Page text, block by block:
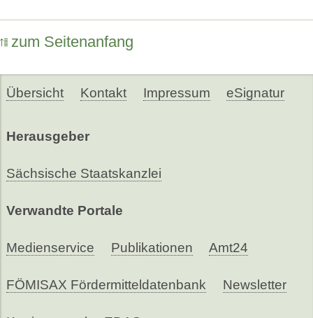
zum Seitenanfang
Übersicht Kontakt Impressum eSignatur
Herausgeber
Sächsische Staatskanzlei
Verwandte Portale
Medienservice Publikationen Amt24
FÖMISAX Fördermitteldatenbank Newsletter